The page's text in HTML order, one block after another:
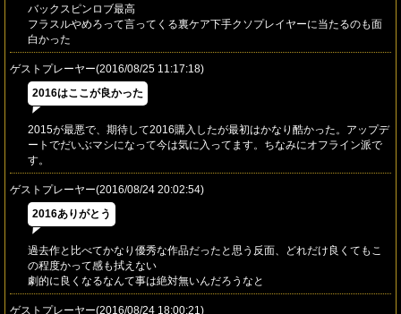
バックスピンロブ最高
フラスルやめろって言ってくる裏ケア下手クソプレイヤーに当たるのも面
白かった
ゲストプレーヤー(2016/08/25 11:17:18)
2016はここが良かった
2015が最悪で、期待して2016購入したが最初はかなり酷かった。アップデ
ートでだいぶマシになって今は気に入ってます。ちなみにオフライン派で
す。
ゲストプレーヤー(2016/08/24 20:02:54)
2016ありがとう
過去作と比べてかなり優秀な作品だったと思う反面、どれだけ良くてもこ
の程度かって感も拭えない
劇的に良くなるなんて事は絶対無いんだろうなと
ゲストプレーヤー(2016/08/24 18:00:21)